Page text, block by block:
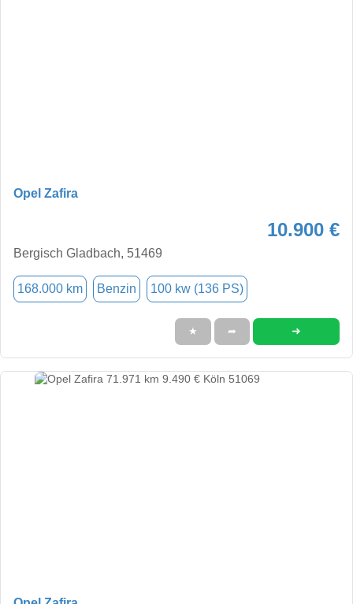
Opel Zafira
10.900 €
Bergisch Gladbach, 51469
168.000 km Benzin 100 kw (136 PS)
★ ➦ ➜